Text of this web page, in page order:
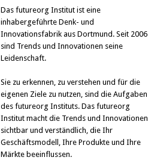
Das futureorg Institut ist eine
inhabergeführte Denk- und
Innovationsfabrik aus Dortmund. Seit 2006
sind Trends und Innovationen seine
Leidenschaft.
Sie zu erkennen, zu verstehen und für die
eigenen Ziele zu nutzen, sind die Aufgaben
des futureorg Instituts. Das futureorg
Institut macht die Trends und Innovationen
sichtbar und verständlich, die Ihr
Geschäftsmodell, Ihre Produkte und Ihre
Märkte beeinflussen.